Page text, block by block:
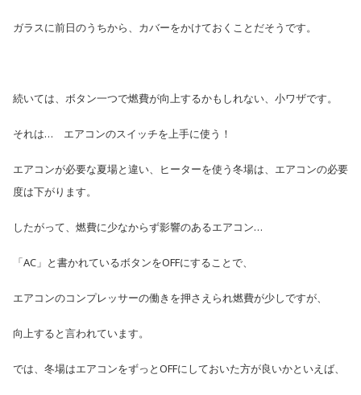
ガラスに前日のうちから、カバーをかけておくことだそうです。
続いては、ボタン一つで燃費が向上するかもしれない、小ワザです。
それは… エアコンのスイッチを上手に使う！
エアコンが必要な夏場と違い、
ヒーターを使う冬場は、エアコンの必要
度は下がります。
したがって、燃費に少なからず影響のあるエアコン…
「AC」と書かれているボタンをOFFにすることで、
エアコンのコンプレッサーの働きを押さえられ燃費が少しですが、
向上すると言われています。
では、冬場はエアコンをずっとOFFにしておいた方が良いかといえば、